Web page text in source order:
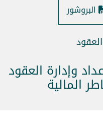
البروشور
وإدارة العقود
المالية